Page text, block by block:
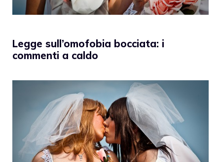
Legge sull’omofobia bocciata: i
commenti a caldo